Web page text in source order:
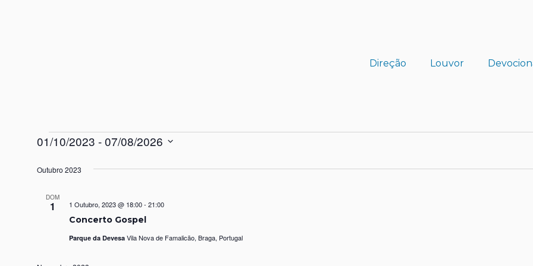
Direção Louvor
01/10/2023 - 07/08/2026
a
Outubro 2023
DOM
1
Concerto Gospel
1 Outubro, 2023 @ 18:00- 21:00
Parque da Devesa Vila Nova de Famalicão, Braga, Portugal